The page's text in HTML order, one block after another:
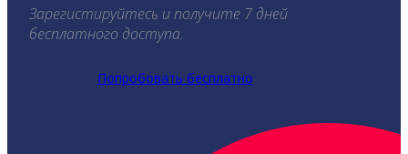
Зарегистируйтесь и получите 7 дней
бесплатного доступа.
Попробовать бесплатно